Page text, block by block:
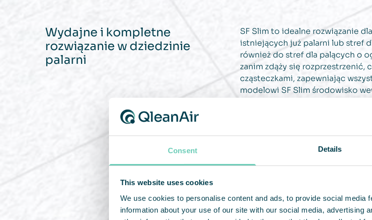
Consent Details
This website uses cookies
We use cookies to personalise content and ads, to provide social media
information about your use of our site with our social media, advertising
Wydajne i kompletne
rozwiązanie w dziedzinie
palarni
SF Slim to idealne rozwiązanie
istniejących już palarni lub stref
również do stref dla palących o
zanim zdąży się rozprzestrzenić,
cząsteczkami, zapewniając
modelowi SF Slim środowisko